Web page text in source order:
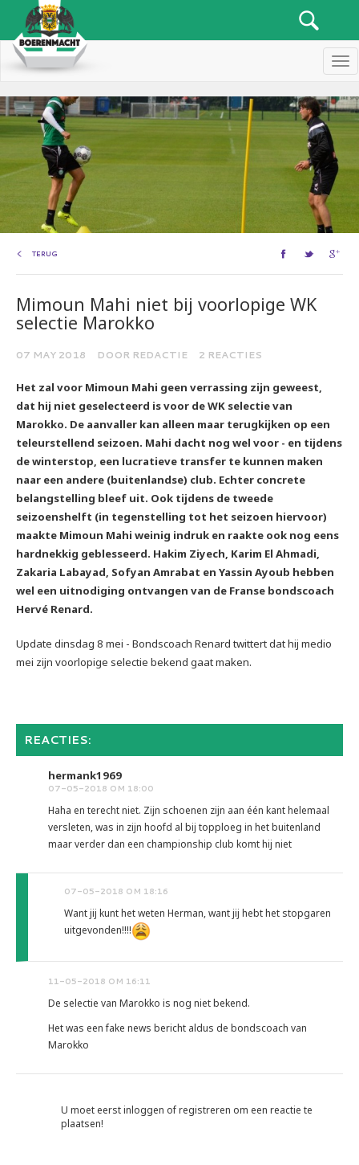
TERUG
Mimoun Mahi niet bij voorlopige WK
selectie Marokko
07 MAY 2018 DOOR REDACTIE 2 REACTIES
Het zal voor Mimoun Mahi geen verrassing zijn geweest,
dat hij niet geselecteerd is voor de WK selectie van
Marokko. De aanvaller kan alleen maar terugkijken op een
teleurstellend seizoen. Mahi dacht nog wel voor - en tijdens
de winterstop, een lucratieve transfer te kunnen maken
naar een andere (buitenlandse) club. Echter concrete
belangstelling bleef uit. Ook tijdens de tweede
seizoenshelft (in tegenstelling tot het seizoen hiervoor)
maakte Mimoun Mahi weinig indruk en raakte ook nog eens
hardnekkig geblesseerd. Hakim Ziyech, Karim El Ahmadi,
Zakaria Labayad, Sofyan Amrabat en Yassin Ayoub hebben
wel een uitnodiging ontvangen van de Franse bondscoach
Hervé Renard.
Update dinsdag 8 mei - Bondscoach Renard twittert dat hij medio
mei zijn voorlopige selectie bekend gaat maken.
REACTIES:
hermank1969
07-05-2018 OM 18:00
Haha en terecht niet. Zijn schoenen zijn aan één kant helemaal
versleten, was in zijn hoofd al bij topploeg in het buitenland
maar verder dan een championship club komt hij niet
07-05-2018 OM 18:16
Want jij kunt het weten Herman, want jij hebt het stopgaren
uitgevonden!!!!
11-05-2018 OM 16:11
De selectie van Marokko is nog niet bekend.
Het was een fake news bericht aldus de bondscoach van
Marokko
U moet eerst inloggen of registreren om een reactie te
plaatsen!